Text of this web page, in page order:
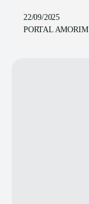
22/09/2025
PORTAL AMORIM